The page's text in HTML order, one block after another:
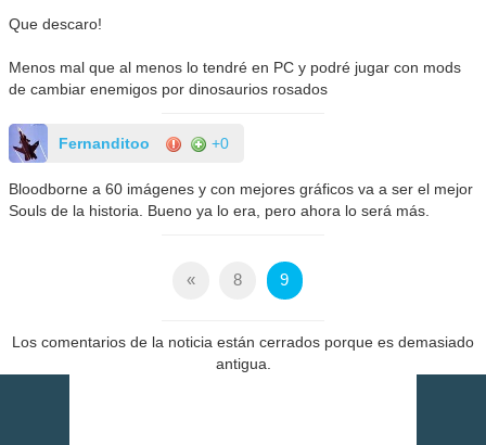
Que descaro!
Menos mal que al menos lo tendré en PC y podré jugar con mods
de cambiar enemigos por dinosaurios rosados
Fernanditoo +0
Bloodborne a 60 imágenes y con mejores gráficos va a ser el mejor
Souls de la historia. Bueno ya lo era, pero ahora lo será más.
« 8 9
Los comentarios de la noticia están cerrados porque es demasiado
antigua.